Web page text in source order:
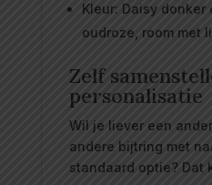
Kleur: Daisy donker
oudroze, room met
Zelf
personalisatie
Wil je liever een
andere bijtring met
standaard optie? Dat